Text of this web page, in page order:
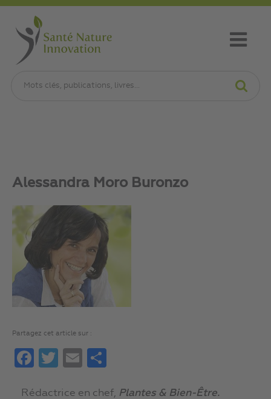
Alessandra Moro Buronzo
Partagez cet article sur :
FacebookTwitterEmail
Rédactrice en chef, Plantes & Bien-Être.